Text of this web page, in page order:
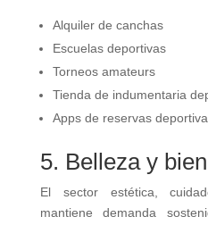
Alquiler de canchas
Escuelas deportivas
Torneos amateurs
Tienda de indumentaria
Apps de reservas
5. Belleza y
El sector estética,
mantiene demanda